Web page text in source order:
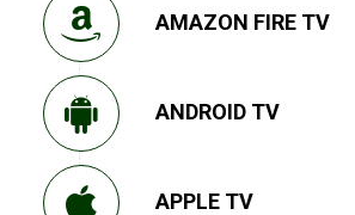
AMAZON FIRE TV
ANDROID TV
APPLE TV